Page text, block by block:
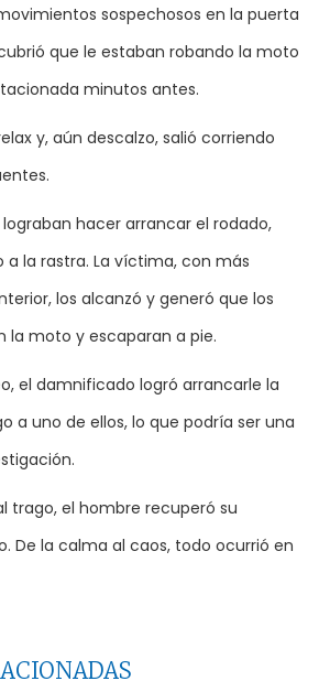
sospechosos en la puerta
que le estaban robando la moto
minutos antes.
y, aún descalzo, salió corriendo
lograban hacer arrancar el rodado,
la rastra. La víctima, con más
los alcanzó y generó que los
la moto y escaparan a pie.
el damnificado logró arrancarle la
a uno de ellos, lo que podría ser una
trago, el hombre recuperó su
De la calma al caos, todo ocurrió en